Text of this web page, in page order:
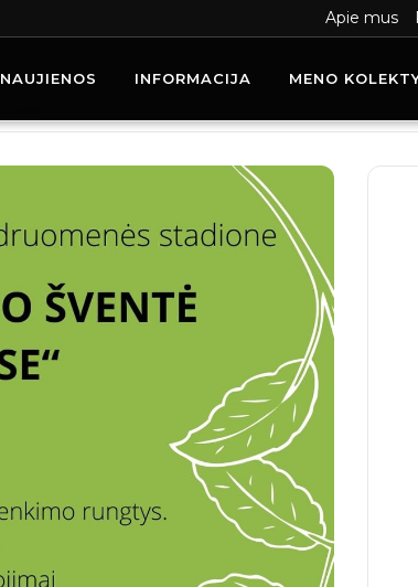
Apie mus
NAUJIENOS INFORMACIJA MENO